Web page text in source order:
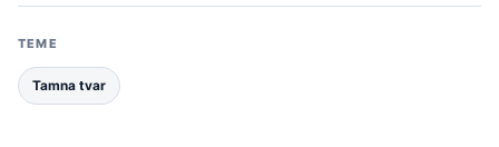
TEME
Tamna tvar